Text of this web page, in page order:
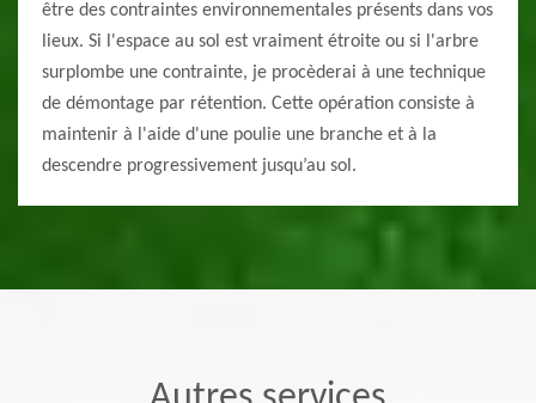
être des contraintes environnementales présents dans vos
lieux. Si l'espace au sol est vraiment étroite ou si l'arbre
surplombe une contrainte, je procèderai à une technique
de démontage par rétention. Cette opération consiste à
maintenir à l'aide d'une poulie une branche et à la
descendre progressivement jusqu’au sol.